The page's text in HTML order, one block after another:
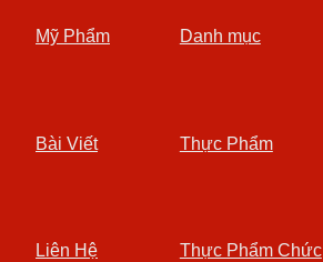
Mỹ Phẩm Danh mục
Bài Viết Thực Phẩm
Liên Hệ
Thực Phẩm Chức